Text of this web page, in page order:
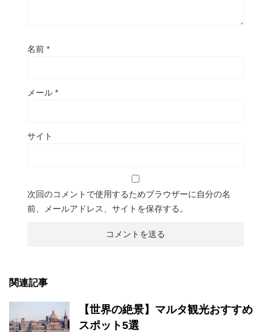
名前 *
メール *
サイト
次回のコメントで使用するためブラウザーに自分の名
前、メールアドレス、サイトを保存する。
関連記事
【世界の絶景】マルタ観光おすすめ
スポット5選